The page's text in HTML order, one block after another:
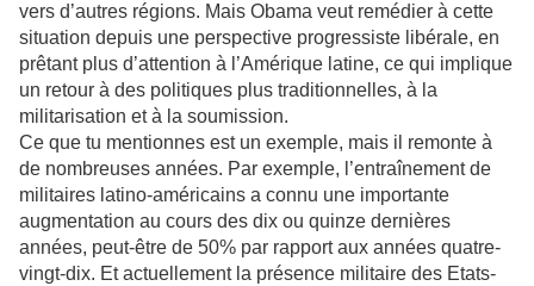
vers d’autres régions. Mais Obama veut remédier à cette
situation depuis une perspective progressiste libérale, en
prêtant plus d’attention à l’Amérique latine, ce qui implique
un retour à des politiques plus traditionnelles, à la
militarisation et à la soumission.
Ce que tu mentionnes est un exemple, mais il remonte à
de nombreuses années. Par exemple, l’entraînement de
militaires latino-américains a connu une importante
augmentation au cours des dix ou quinze dernières
années, peut-être de 50% par rapport aux années quatre-
vingt-dix. Et actuellement la présence militaire des Etats-